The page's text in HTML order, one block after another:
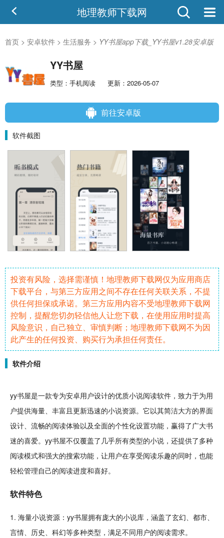
地理教师下载网
首页 > 安卓软件 > 生活服务 > YY书屋app下载_YY书屋v1.28安卓版
YY书屋
类型：手机阅读 更新：2026-05-07
前往安卓版
软件截图
投资有风险，选择需谨慎！地理教师下载网仅为应用商店
下载平台，与第三方应用之间不存在任何关联关系，不提
供任何担保或承诺。第三方应用内容不受地理教师下载网
控制，提醒您切勿轻信他人让您下载，在使用应用时提高
风险意识，自己独立、审慎判断；地理教师下载网不为因
此产生的任何投资、购买行为承担任何责任。
软件介绍
yy书屋是一款专为安卓用户设计的优质小说阅读软件 ，致力于为用
户提供海量、丰富且更新迅速的小说资源。它以其简洁大方的界面
设计、 流畅的阅读体验以及全面的个性化设置功能，赢得了广大书
迷的喜爱。yy书屋不仅覆盖了几乎所有类型的小说，还提供了多种
阅读模式和强大的搜索功能，让用户在享受阅读乐趣的同时，也能
轻松管理自己的阅读进度和喜好。
软件特色
1. 海量小说资源：yy书屋拥有庞大的小说库，涵盖了玄幻、 都市、
言情、历史、 科幻等多种类型，满足不同用户的阅读需求。